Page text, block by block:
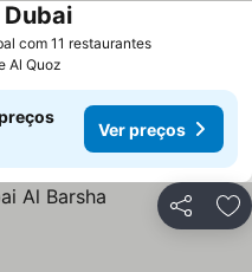
com 11 restaurantesVer preços
Ver preços
Al Quoz
Ver preços
Partilhar